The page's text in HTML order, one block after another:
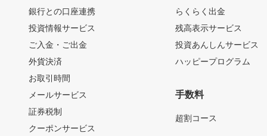
銀行との口座連携
投資情報サービス
ご入金・ご出金
外貨決済
お取引時間
メールサービス
証券税制
クーポンサービス
らくらく出金
残高表示サービス
投資あんしんサービス
ハッピープログラム
手数料
超割コース